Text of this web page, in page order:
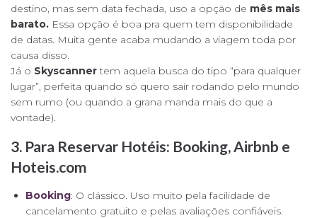
destino, mas sem data fechada, uso a opção de mês mais
barato. Essa opção é boa pra quem tem disponibilidade
de datas. Muita gente acaba mudando a viagem toda por
causa disso.
Já o Skyscannertem aquela busca do tipo “para qualquer
lugar”, perfeita quando só quero sair rodando pelo mundo
sem rumo (ou quando a grana manda mais do que a
vontade).
3. Para Reservar Hotéis: Booking, Airbnb e
Hoteis.com
Booking: O clássico. Uso muito pela facilidade de
cancelamento gratuito e pelas avaliações confiáveis.